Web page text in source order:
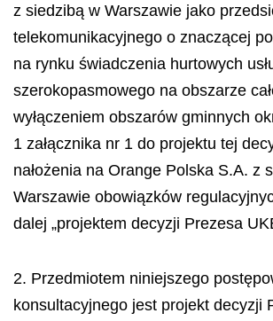
z siedzibą w Warszawie jako
telekomunikacyjnego o znaczącej
na rynku świadczenia hurtowych
szerokopasmowego na obszarze
wyłączeniem obszarów gminnych
1 załącznika nr 1 do projektu tej
nałożenia na Orange Polska S.A. z
Warszawie obowiązków
dalej „projektem decyzji Prezesa
2. Przedmiotem niniejszego
konsultacyjnego jest projekt decyzji